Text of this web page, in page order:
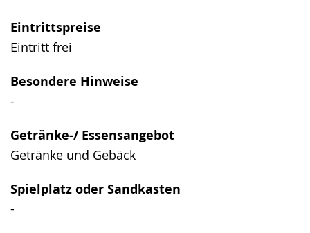
Eintrittspreise
Eintritt frei
Besondere Hinweise
-
Getränke-/ Essensangebot
Getränke und Gebäck
Spielplatz oder Sandkasten
-
wird
angezeigt.